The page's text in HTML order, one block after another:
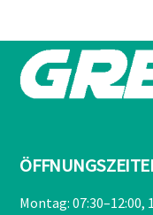
Montag: 07:30–12:00,